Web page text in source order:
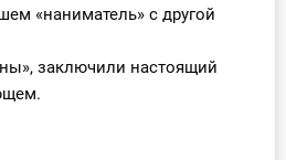
«наниматель» с другой
заключили настоящий